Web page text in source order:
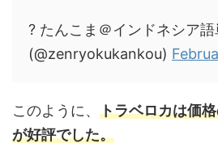
? たんこま＠インドネシア
(@zenryokukankou)
このように、 トラベロカは価
が好評でした。